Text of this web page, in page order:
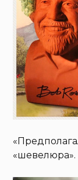
«шевелюра».